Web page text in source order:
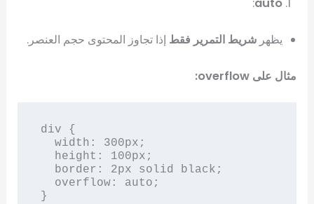
auto
:
يظهرشريط التمرير فقط إذا تجاوز المحتوى حجم العنصر.
مثال على overflow:
div {
}